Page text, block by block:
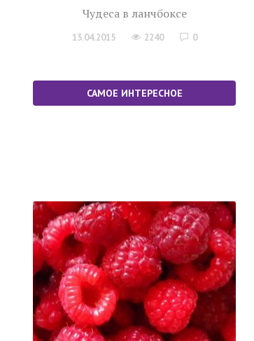
Чудеса в ланчбоксе
13.04.2015 2240 0
САМОЕ ИНТЕРЕСНОЕ